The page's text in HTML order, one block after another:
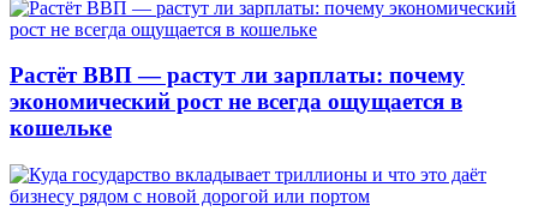
Растёт ВВП — растут ли зарплаты: почему
экономический рост не всегда ощущается в
кошельке